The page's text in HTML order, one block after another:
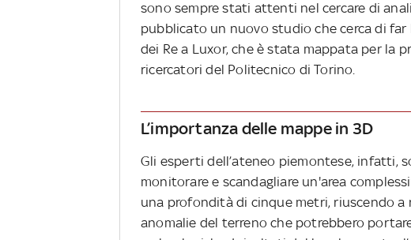
sono sempre stati attenti nel cercare di
pubblicato un nuovo studio che cerca di
dei Re a Luxor, che è stata mappata per la
ricercatori del Politecnico di Torino.
L’importanza delle mappe in 3D
Gli esperti dell’ateneo piemontese, infatti,
monitorare e scandagliare un'area
una profondità di cinque metri, riuscendo a
anomalie del terreno che potrebbero